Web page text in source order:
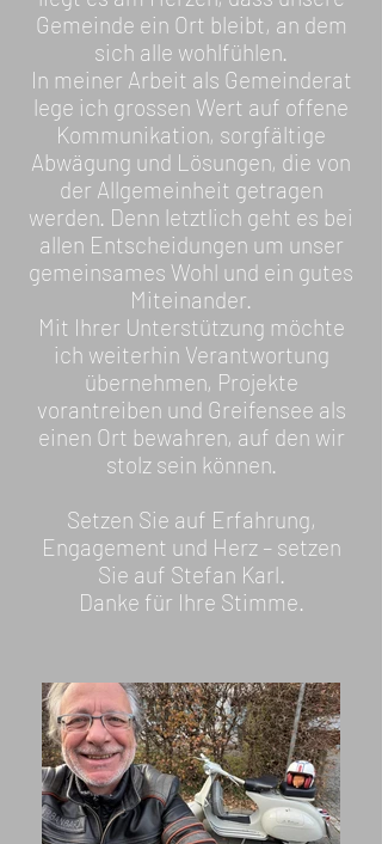
Gemeinde ein Ort bleibt, an dem
sich alle wohlfühlen.
In meiner Arbeit als Gemeinderat
lege ich grossen Wert auf offene
Kommunikation, sorgfältige
Abwägung und Lösungen, die von
der Allgemeinheit getragen
werden. Denn letztlich geht es bei
allen Entscheidungen um unser
gemeinsames Wohl und ein gutes
Miteinander.
Mit Ihrer Unterstützung möchte
ich weiterhin Verantwortung
übernehmen, Projekte
vorantreiben und Greifensee als
einen Ort bewahren, auf den wir
stolz sein können.
Setzen Sie auf Erfahrung,
Engagement und Herz – setzen
Sie auf Stefan Karl.
Danke für Ihre Stimme.